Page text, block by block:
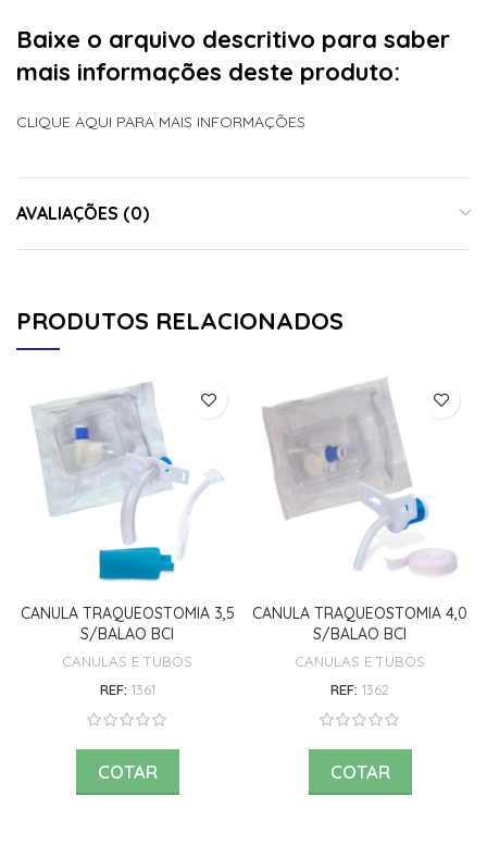
Baixe o arquivo descritivo para saber
mais informações deste produto:
CLIQUE AQUI PARA MAIS INFORMAÇÕES
AVALIAÇÕES (0)
PRODUTOS RELACIONADOS
CANULA TRAQUEOSTOMIA 3,5
S/BALAO BCI
CANULAS E TUBOS
REF: 1361
COTAR
CANULA TRAQUEOSTOMIA 4,0
S/BALAO BCI
CANULAS E TUBOS
REF: 1362
COTAR